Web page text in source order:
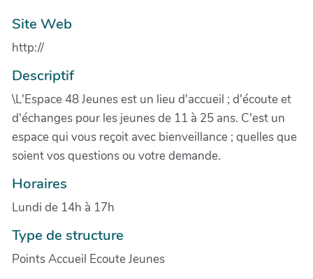
Site Web
http://
Descriptif
\L'Espace 48 Jeunes est un lieu d'accueil ; d'écoute et
d'échanges pour les jeunes de 11 à 25 ans. C'est un
espace qui vous reçoit avec bienveillance ; quelles que
soient vos questions ou votre demande.
Horaires
Lundi de 14h à 17h
Type de structure
Points Accueil Ecoute Jeunes